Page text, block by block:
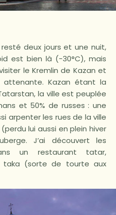
resté deux jours et une nuit,
est bien là (-30°C), mais
le Kremlin de Kazan et
attenante. Kazan étant la
la ville est peuplée
et 50% de russes : une
arpenter les rues de la ville
lui aussi en plein hiver
J’ai découvert les
un restaurant tatar,
taka (sorte de tourte aux